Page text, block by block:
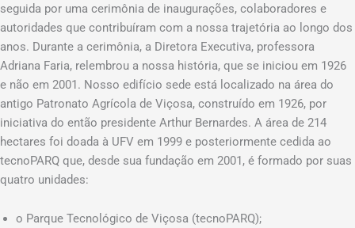
seguida por uma cerimônia de inaugurações, colaboradores e
autoridades que contribuíram com a nossa trajetória ao longo dos
anos. Durante a cerimônia, a Diretora Executiva, professora
Adriana Faria, relembrou a nossa história, que se iniciou em 1926
e não em 2001. Nosso edifício sede está localizado na área do
antigo Patronato Agrícola de Viçosa, construído em 1926, por
iniciativa do então presidente Arthur Bernardes. A área de 214
hectares foi doada à UFV em 1999 e posteriormente cedida ao
tecnoPARQ que, desde sua fundação em 2001, é formado por suas
quatro unidades:
o Parque Tecnológico de Viçosa (tecnoPARQ);